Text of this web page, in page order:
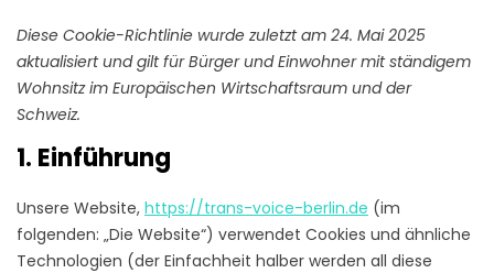
Diese Cookie-Richtlinie wurde zuletzt am 24. Mai 2025
aktualisiert und gilt für Bürger und Einwohner mit ständigem
Wohnsitz im Europäischen Wirtschaftsraum und der
Schweiz.
1. Einführung
Unsere Website, https://trans-voice-berlin.de (im
folgenden: „Die Website“) verwendet Cookies und ähnliche
Technologien (der Einfachheit halber werden all diese